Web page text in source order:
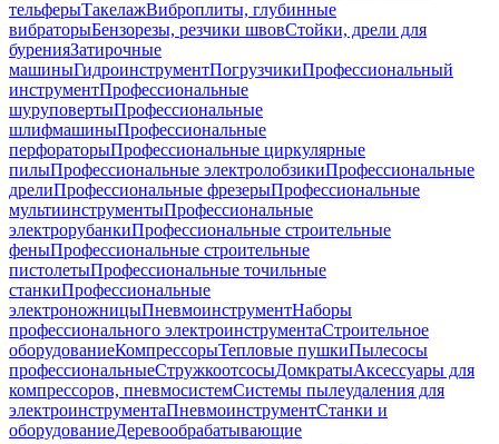
тельферыТакелажВиброплиты, глубинные
вибраторыБензорезы, резчики швовСтойки, дрели для
буренияЗатирочные
машиныГидроинструментПогрузчикиПрофессиональный
инструментПрофессиональные
шуруповертыПрофессиональные
шлифмашиныПрофессиональные
перфораторыПрофессиональные циркулярные
пилыПрофессиональные электролобзикиПрофессиональные
дрелиПрофессиональные фрезерыПрофессиональные
мультиинструментыПрофессиональные
электрорубанкиПрофессиональные строительные
феныПрофессиональные строительные
пистолетыПрофессиональные точильные
станкиПрофессиональные
электроножницыПневмоинструментНаборы
профессионального электроинструментаСтроительное
оборудованиеКомпрессорыТепловые пушкиПылесосы
профессиональныеСтружкоотсосыДомкратыАксессуары для
компрессоров, пневмосистемСистемы пылеудаления для
электроинструментаПневмоинструментСтанки и
оборудованиеДеревообрабатывающие